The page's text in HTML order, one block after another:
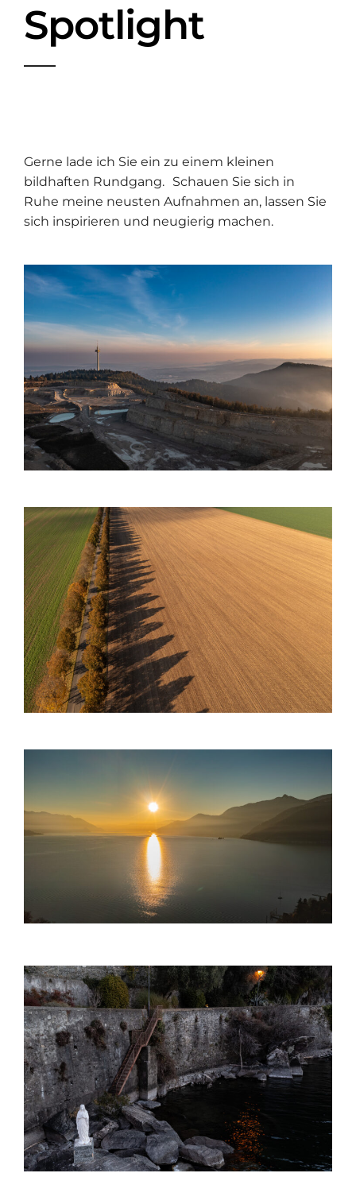
Spotlight
Gerne lade ich Sie ein zu einem kleinen
bildhaften Rundgang. Schauen Sie sich in
Ruhe meine neusten Aufnahmen an, lassen Sie
sich inspirieren und neugierig machen.